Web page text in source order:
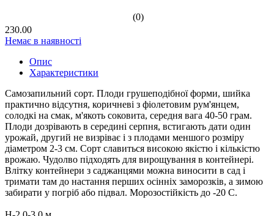
(0)
230.00
Немає в наявності
Опис
Характеристики
Самозапильний сорт. Плоди грушеподібної форми, шийка
практично відсутня, коричневі з фіолетовим рум'янцем,
солодкі на смак, м'якоть соковита, середня вага 40-50 грам.
Плоди дозрівають в середині серпня, встигають дати один
урожай, другий не визріває і з плодами меншого розміру
діаметром 2-3 см. Сорт славиться високою якістю і кількістю
врожаю. Чудолво підходять для вирощування в контейнері.
Влітку контейнери з саджанцями можна виносити в сад і
тримати там до настання перших осінніх заморозків, а зимою
забирати у погріб або підвал. Морозостійкість до -20 С.